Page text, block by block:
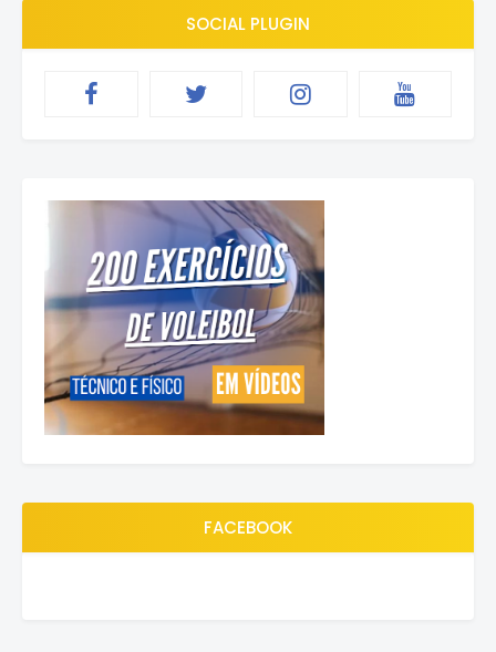
SOCIAL PLUGIN
FACEBOOK